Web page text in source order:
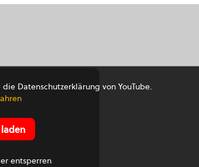
Datenschutzerklärung von YouTube.
entsperren